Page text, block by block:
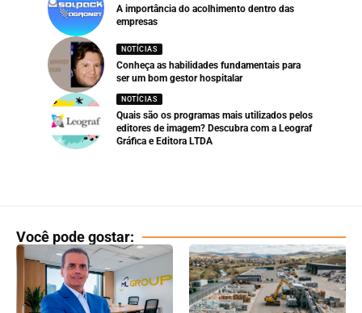
A importância do acolhimento dentro das
empresas
NOTÍCIAS
Conheça as habilidades fundamentais para
ser um bom gestor hospitalar
NOTÍCIAS
Quais são os programas mais utilizados pelos
editores de imagem? Descubra com a Leograf
Gráfica e Editora LTDA
Você pode gostar: